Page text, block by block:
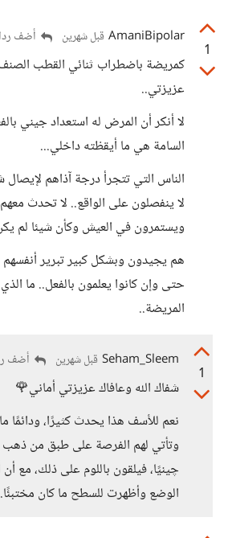
1
AmaniBipolar قبل شهرين أضف ردا
كمريضة باضطراب ثنائي القطب
عزيزتي..
لا أنكر أن المرض له استعداد جيني
السامة هي ما أيقظته داخلي...
الناس التي تتجرأ درجة آذاهم
لا ينفصلون على الواقع.. لا تحدث
ويستمرون في العيش وكأن شيئا لم
هم يجيدون وبشكل كبير تبرير
حتى وإن كانوا يعلمون بالفعل.. ما
المريضة..
1
Seham_Sleem قبل شهرين أضف
شفاك الله وعافاك عزيزتي أماني🌹
نعم للأسف هذا يحدث كثيرًا، ودائمًا
وتأتي لهم الفرصة على طبق من ذهب
چينيًا، فيلقون باللوم على ذلك، مع
الوضع وأظهرت للسطح ما كان مختبئًا.